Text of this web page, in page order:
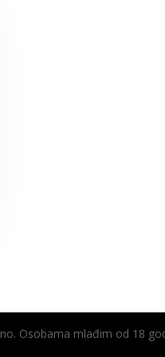
Osobama mlađim od 18